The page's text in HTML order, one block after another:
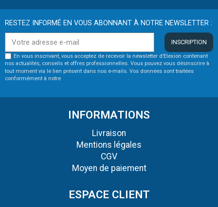
RESTEZ INFORMÉ EN VOUS ABONNANT À NOTRE NEWSLETTER :
INSCRIPTION
En vous inscrivant, vous acceptez de recevoir la newsletter d’Elexion contenant
nos actualités, conseils et offres professionnelles. Vous pouvez vous désinscrire à
tout moment via le lien présent dans nos e-mails. Vos données sont traitées
conformément à notre
.
INFORMATIONS
Livraison
Mentions légales
CGV
Moyen de paiement
ESPACE CLIENT